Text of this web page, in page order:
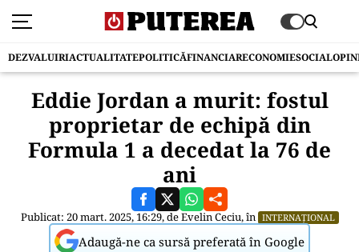
DEZVALUIRIACTUALITATEPOLITICĂFINANCIARECONOMIESOCIAL
Eddie Jordan a murit: fostul
proprietar de echipă din
Formula 1 a decedat la 76 de
ani
Publicat: 20 mart. 2025, 16:29, deEvelin Ceciu, în INTERNAȚIONAL
Adaugă-ne ca sursă preferată în Google